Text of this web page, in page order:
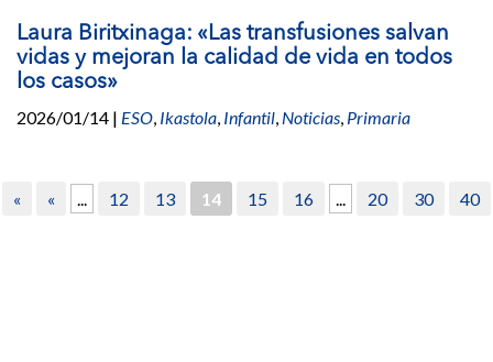
Laura Biritxinaga: «Las transfusiones salvan
vidas y mejoran la calidad de vida en todos
los casos»
2026/01/14 | ESO, Ikastola, Infantil, Noticias, Primaria
« « ... 12 13 14 15 16 ... 20 30 40